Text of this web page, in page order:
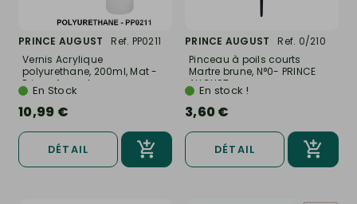
PRINCE AUGUST
Ref. PP0211
Vernis Acrylique
polyurethane, 200ml, Mat -
Prince August...
En Stock
10,99 €
DÉTAIL
PRINCE AUGUST
Ref. 0/210
Pinceau à poils courts
Martre brune, N°0- PRINCE
AUGUST...
En stock !
3,60 €
DÉTAIL